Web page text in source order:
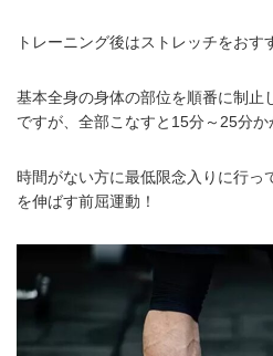
トレーニング後はストレッチをおす
基本全身の身体の部位を順番に制止
ですが、全部こなすと15分～25分か
時間がない方に最低限念入りに行っ
を伸ばす前屈運動！